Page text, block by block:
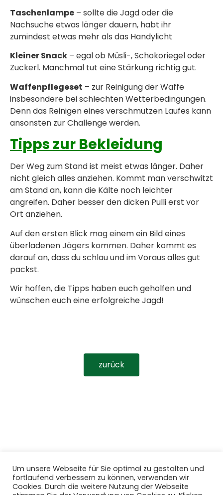
Taschenlampe – sollte die Jagd oder die
Nachsuche etwas länger dauern, habt ihr
zumindest etwas mehr als das Handylicht
Kleiner Snack – egal ob Müsli-, Schokoriegel oder
Zuckerl. Manchmal tut eine Stärkung richtig gut.
Waffenpflegeset – zur Reinigung der Waffe
insbesondere bei schlechten Wetterbedingungen.
Denn das Reinigen eines verschmutzen Laufes kann
ansonsten zur Challenge werden.
Tipps zur Bekleidung
Der Weg zum Stand ist meist etwas länger. Daher
nicht gleich alles anziehen. Kommt man verschwitzt
am Stand an, kann die Kälte noch leichter
angreifen. Daher besser den dicken Pulli erst vor
Ort anziehen.
Auf den ersten Blick mag einem ein Bild eines
überladenen Jägers kommen. Daher kommt es
darauf an, dass du schlau und im Voraus alles gut
packst.
Wir hoffen, die Tipps haben euch geholfen und
wünschen euch eine erfolgreiche Jagd!
zurück
Um unsere Webseite für Sie optimal zu gestalten und
fortlaufend verbessern zu können, verwenden wir
Cookies. Durch die weitere Nutzung der Webseite